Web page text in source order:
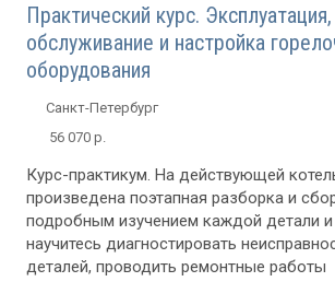
Практический курс.
обслуживание и настройка
оборудования
Санкт-Петербург
56 070 р.
Курс-практикум. На действующей
произведена поэтапная разборка и
подробным изучением каждой детали и
научитесь диагностировать
деталей, проводить ремонтные работы